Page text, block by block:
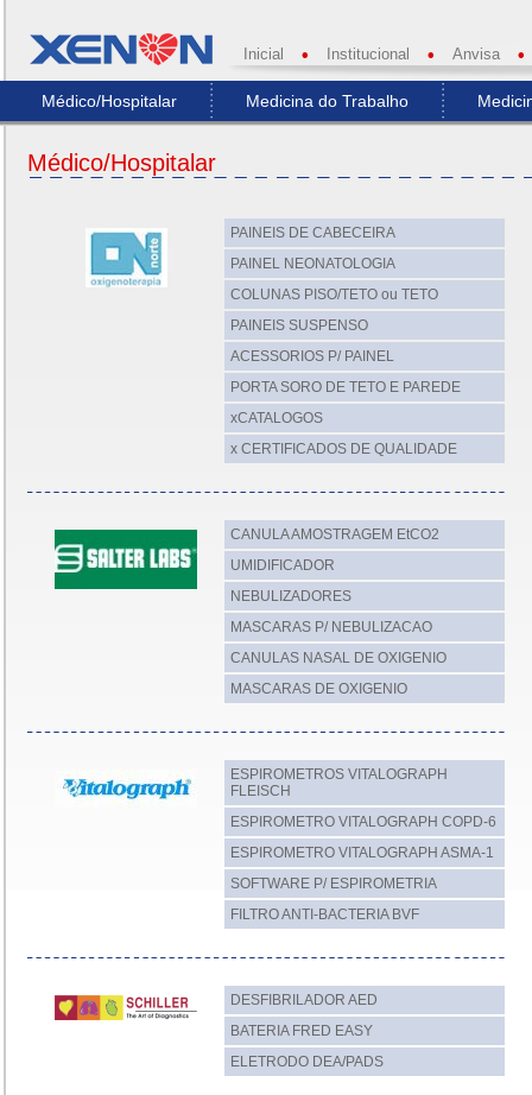
Inicial • Institucional • Anvisa •
Médico/Hospitalar Medicina do Trabalho
Médico/Hospitalar
PAINEIS DE CABECEIRA
PAINEL NEONATOLOGIA
COLUNAS PISO/TETO ou TETO
PAINEIS SUSPENSO
ACESSORIOS P/ PAINEL
PORTA SORO DE TETO E PAREDE
xCATALOGOS
x CERTIFICADOS DE QUALIDADE
CANULA AMOSTRAGEM EtCO2
UMIDIFICADOR
NEBULIZADORES
MASCARAS P/ NEBULIZACAO
CANULAS NASAL DE OXIGENIO
MASCARAS DE OXIGENIO
ESPIROMETROS VITALOGRAPH
FLEISCH
ESPIROMETRO VITALOGRAPH COPD-6
ESPIROMETRO VITALOGRAPH ASMA-1
SOFTWARE P/ ESPIROMETRIA
FILTRO ANTI-BACTERIA BVF
DESFIBRILADOR AED
BATERIA FRED EASY
ELETRODO DEA/PADS